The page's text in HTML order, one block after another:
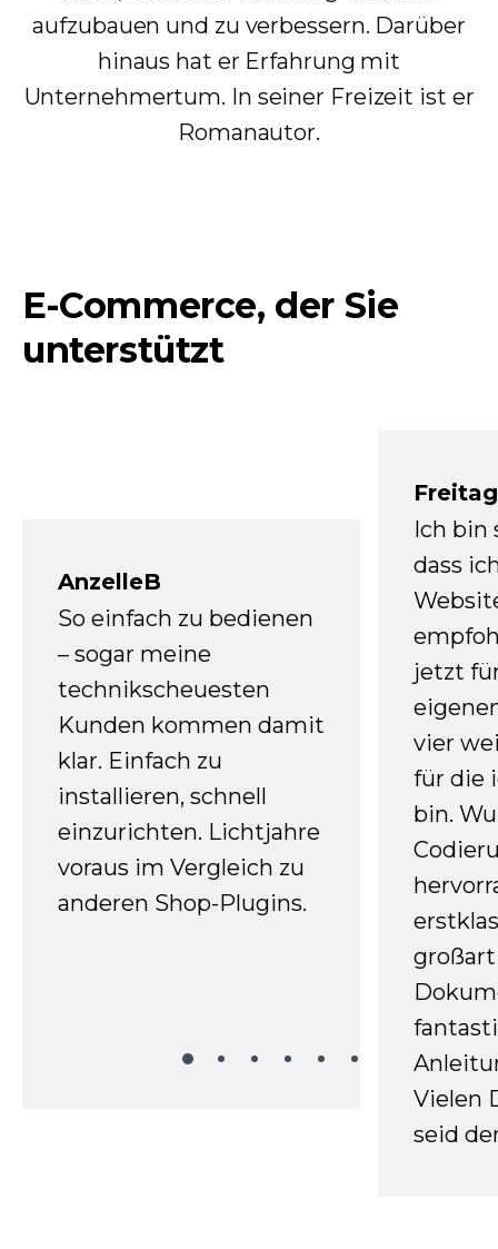
aufzubauen und zu verbessern. Darüber
hinaus hat er Erfahrung mit
Unternehmertum. In seiner Freizeit ist er
Romanautor.
E-Commerce, der Sie
unterstützt
AnzelleB
So einfach zu bedienen
– sogar meine
technikscheuesten
Kunden kommen damit
klar. Einfach zu
installieren, schnell
einzurichten. Lichtjahre
voraus im Vergleich zu
anderen Shop-Plugins.
Ich bin
dass
jetzt
vier
für die
bin.
Vielen
seid